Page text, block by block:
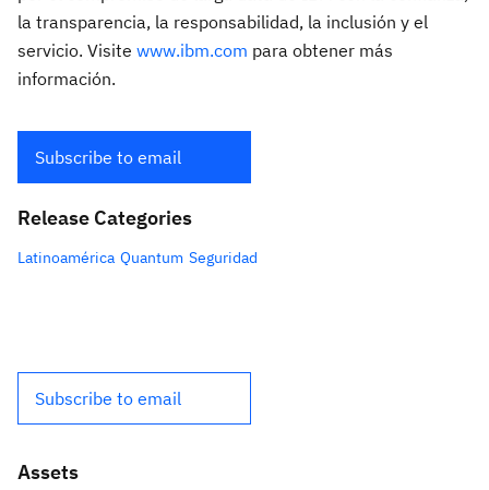
la transparencia, la responsabilidad, la inclusión y el
servicio. Visite www.ibm.com para obtener más
información.
Subscribe to email
Release Categories
Latinoamérica Quantum Seguridad
Subscribe to email
Assets